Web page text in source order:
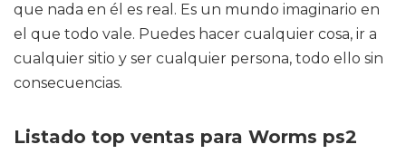
que nada en él es real. Es un mundo imaginario en
el que todo vale. Puedes hacer cualquier cosa, ir a
cualquier sitio y ser cualquier persona, todo ello sin
consecuencias.
Listado top ventas para Worms ps2